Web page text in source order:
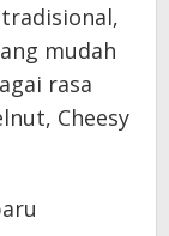
mudah
rasa
Cheesy